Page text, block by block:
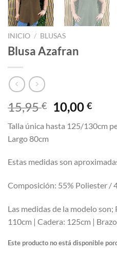
INICIO / BLUSAS
Blusa Azafran
15,95€
El
precio
original
10,00€El
Talla única hasta 125/130cm
Largo 80cm
Estas medidas son
Composición: 55% Poliester /
Las medidas de la modelo
110cm | Cadera: 125cm |
Este producto no está disponible